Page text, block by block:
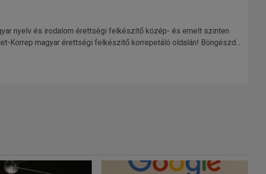
nyelv és irodalom érettségi felkészítő közép- és emelt szinten
Korrep magyar érettségi felkészítő korrepetáló oldalán! Böngészd...